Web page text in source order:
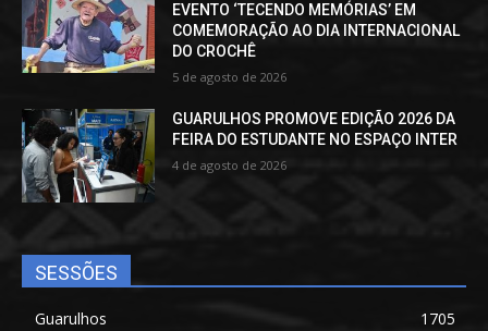
EVENTO ‘TECENDO MEMÓRIAS’ EM
COMEMORAÇÃO AO DIA INTERNACIONAL
DO CROCHÊ
5 de agosto de 2026
GUARULHOS PROMOVE EDIÇÃO 2026 DA
FEIRA DO ESTUDANTE NO ESPAÇO INTER
4 de agosto de 2026
SESSÕES
Guarulhos
1705